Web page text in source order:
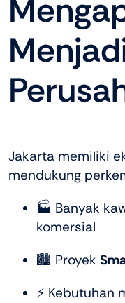
Jakarta memiliki
mendukung
🏭 Banyak
komersial
🏙️ Proyek
⚡ Kebutuhan